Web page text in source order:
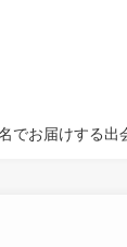
でお届けする出